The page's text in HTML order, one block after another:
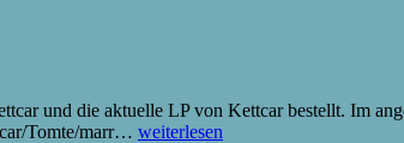
und die aktuelle LP von Kettcar bestellt. Im
Tomte/marr… GHVC-
weiterlesen